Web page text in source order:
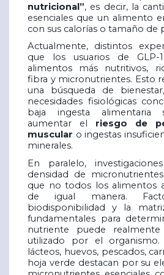
nutricional”, es decir, la
esenciales que un alimento
con sus calorías o tamaño de
Actualmente, distintos
que los usuarios de GLP-
alimentos más nutritivos,
fibra y micronutrientes. Esto
una búsqueda de
necesidades fisiológicas
baja ingesta alimentaria
aumentar el riesgo de
muscular o ingestas
minerales.
En paralelo,
densidad de
que no todos los alimentos
de igual manera.
biodisponibilidad y la
fundamentales para
nutriente puede
utilizado por el
lácteos, huevos, pescados,
hoja verde destacan por su